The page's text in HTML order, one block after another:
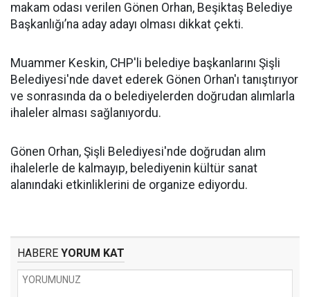
makam odası verilen Gönen Orhan, Beşiktaş Belediye
Başkanlığı’na aday adayı olması dikkat çekti.
Muammer Keskin, CHP'li belediye başkanlarını Şişli
Belediyesi'nde davet ederek Gönen Orhan'ı tanıştırıyor
ve sonrasında da o belediyelerden doğrudan alımlarla
ihaleler alması sağlanıyordu.
Gönen Orhan, Şişli Belediyesi'nde doğrudan alım
ihalelerle de kalmayıp, belediyenin kültür sanat
alanındaki etkinliklerini de organize ediyordu.
HABERE YORUM KAT